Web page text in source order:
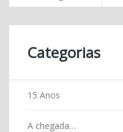
Categorias
15 Anos
A chegada…